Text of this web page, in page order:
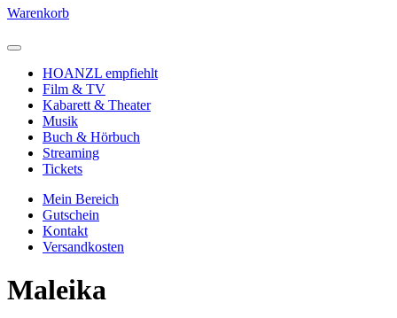
Warenkorb
HOANZL empfiehlt
Film & TV
Kabarett & Theater
Musik
Buch & Hörbuch
Streaming
Tickets
Mein Bereich
Gutschein
Kontakt
Versandkosten
Maleika